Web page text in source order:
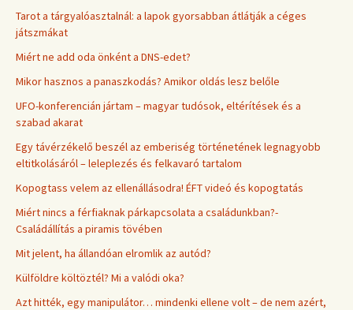
Tarot a tárgyalóasztalnál: a lapok gyorsabban átlátják a céges
játszmákat
Miért ne add oda önként a DNS-edet?
Mikor hasznos a panaszkodás? Amikor oldás lesz belőle
UFO-konferencián jártam – magyar tudósok, eltérítések és a
szabad akarat
Egy távérzékelő beszél az emberiség történetének legnagyobb
eltitkolásáról – leleplezés és felkavaró tartalom
Kopogtass velem az ellenállásodra! ÉFT videó és kopogtatás
Miért nincs a férfiaknak párkapcsolata a családunkban?-
Családállítás a piramis tövében
Mit jelent, ha állandóan elromlik az autód?
Külföldre költöztél? Mi a valódi oka?
Azt hitték, egy manipulátor… mindenki ellene volt – de nem azért,